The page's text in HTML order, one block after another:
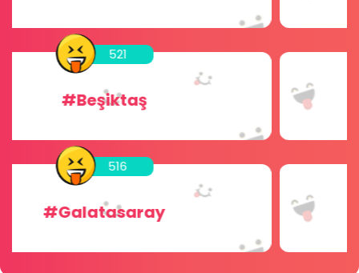
256
256
#Dini Sohbet